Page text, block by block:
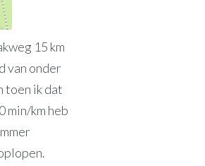
15 km
van onder
toen ik dat
min/km heb